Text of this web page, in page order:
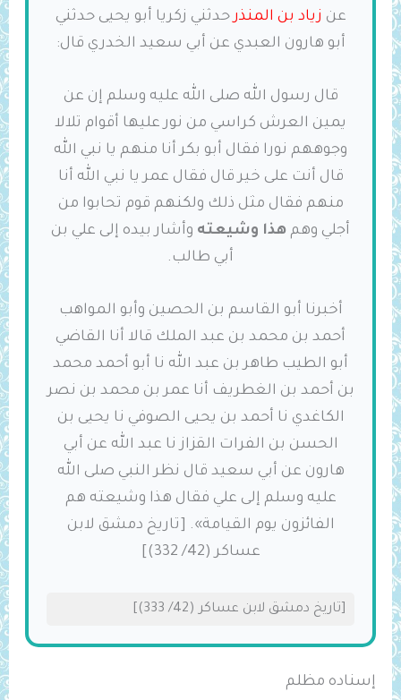
عن زياد بن المنذرحدثني زكريا أبو يحيى حدثني
أبو هارون العبدي عن أبي سعيد الخدري قال:
قال رسول الله صلى الله عليه وسلم إن عن
يمين العرش كراسي من نور عليها أقوام تلالا
وجوههم نورا فقال أبو بكر أنا منهم يا نبي الله
قال أنت على خير قال فقال عمر يا نبي الله أنا
منهم فقال مثل ذلك ولكنهم قوم تحابوا من
أجلي وهم هذا وشيعته وأشار بيده إلى علي بن
أبي طالب.
أخبرنا أبو القاسم بن الحصين وأبو المواهب
أحمد بن محمد بن عبد الملك قالا أنا القاضي
أبو الطيب طاهر بن عبد الله نا أبو أحمد محمد
بن أحمد بن الغطريف أنا عمر بن محمد بن نصر
الكاغدي نا أحمد بن يحيى الصوفي نا يحيى بن
الحسن بن الفرات القزاز نا عبد الله عن أبي
هارون عن أبي سعيد قال نظر النبي صلى الله
عليه وسلم إلى علي فقال هذا وشيعته هم
الفائزون يوم القيامة». [تاريخ دمشق لابن
عساكر (42/ 332)]
[تاريخ دمشق لابن عساكر (42/ 333)]
إسناده مظلم